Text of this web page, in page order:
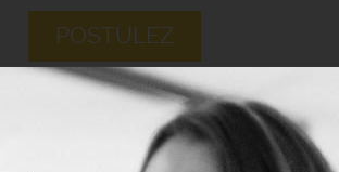
POSTULEZ